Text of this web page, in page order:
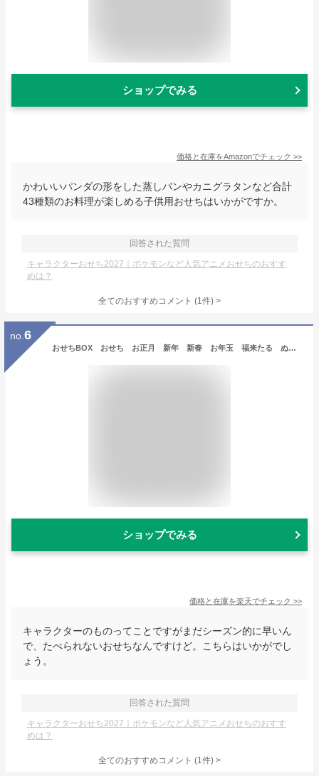
ショップでみる
価格と在庫をAmazonでチェック >>
かわいいパンダの形をした蒸しパンやカニグラタンなど合計
43種類のお料理が楽しめる子供用おせちはいかがですか。
回答された質問
キャラクターおせち2027｜ポケモンなど人気アニメおせちのおすす
めは？
全てのおすすめコメント (1件) >
no. 6
おせちBOX おせち お正月 新年 新春 お年玉 福来たる ぬいぐるみ マスコット おもしろグッズ 食べられないおせち かわいい ギフト お重 ねこ ネコ キャラクター ふくふくにゃんこ ハピンズ
ショップでみる
価格と在庫を楽天でチェック >>
キャラクターのものってことですがまだシーズン的に早いん
で、たべられないおせちなんですけど。こちらはいかがでし
ょう。
回答された質問
キャラクターおせち2027｜ポケモンなど人気アニメおせちのおすす
めは？
全てのおすすめコメント (1件) >